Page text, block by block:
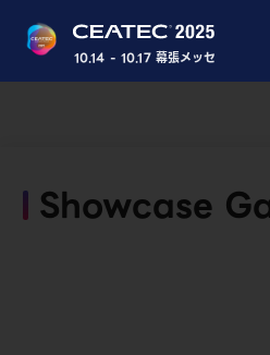
10.14 - 10.17 幕張メッセ
Showcase